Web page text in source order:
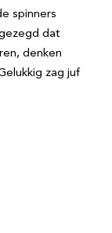
spinners
dat
denken
zag juf